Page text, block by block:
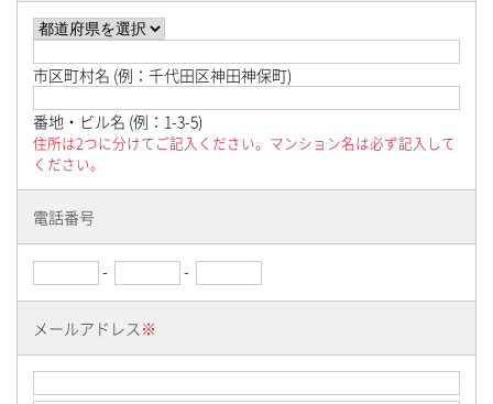
漂白剤
厨房・キッチン用品
ウォーターサーバー用フィルター
ウォーターサーバー用交換・補修用部品
ウォーターサーバー
害虫駆除用品
日用品・その他
GUIDE
市区町村名 (例：千代田区神田神保町)
番地・ビル名 (例：1-3-5)
住所は2つに分けてご記入ください。マンション名は必ず記入して
ください。
電話番号
- -
メールアドレス ※